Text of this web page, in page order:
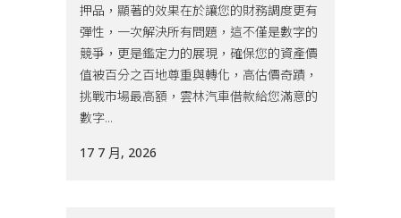
押品，顯著的效果在於讓您的財務調度更有
彈性，一次解決所有問題，這不僅是數字的
競爭，更是鑑定力的展現，確保您的資產價
值被百分之百地尊重與轉化，高估價奇蹟，
挑戰市場最高額，雲林汽車借款給您滿意的
數字...
17 7 月, 2026